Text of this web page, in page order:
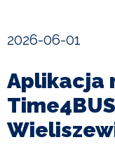
GMINIE
SPORT
I
TURYSTYKA
OŚWIATA
2026-06-01
Aplikacja